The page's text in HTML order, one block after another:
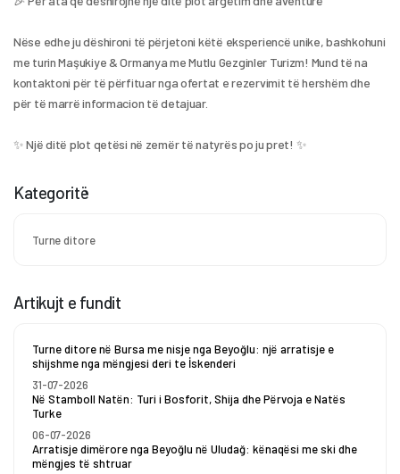
Nëse edhe ju dëshironi të përjetoni këtë eksperiencë unike, bashkohuni
me turin Maşukiye & Ormanya me Mutlu Gezginler Turizm! Mund të na
kontaktoni për të përfituar nga ofertat e rezervimit të hershëm dhe
për të marrë informacion të detajuar.
✨ Një ditë plot qetësi në zemër të natyrës po ju pret! ✨
Kategoritë
Turne ditore
Artikujt e fundit
Turne ditore në Bursa me nisje nga Beyoğlu: një arratisje e
shijshme nga mëngjesi deri te İskenderi
31-07-2026
Në Stamboll Natën: Turi i Bosforit, Shija dhe Përvoja e Natës
Turke
06-07-2026
Arratisje dimërore nga Beyoğlu në Uludağ: kënaqësi me ski dhe
mëngjes të shtruar